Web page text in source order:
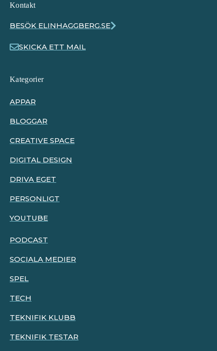
Kontakt
BESÖK ELINHAGGBERG.SE
SKICKA ETT MAIL
Kategorier
APPAR
BLOGGAR
CREATIVE SPACE
DIGITAL DESIGN
DRIVA EGET
PERSONLIGT
YOUTUBE
PODCAST
SOCIALA MEDIER
SPEL
TECH
TEKNIFIK KLUBB
TEKNIFIK TESTAR